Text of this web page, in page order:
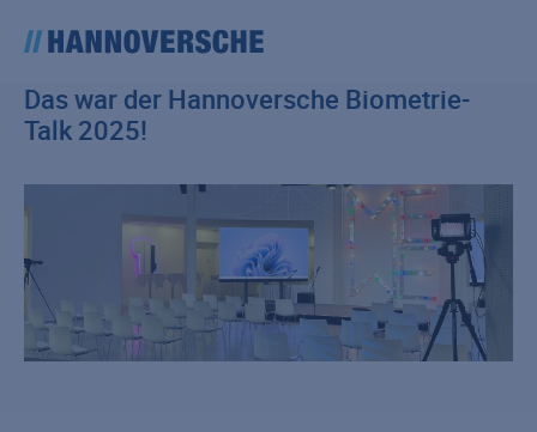
Das war der Hannoversche Biometrie-
Talk 2025!